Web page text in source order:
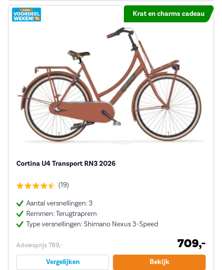
Krat en charms cadeau
Cortina U4 Transport RN3 2026
(19)
Aantal versnellingen: 3
Remmen: Terugtraprem
Type versnellingen: Shimano Nexus 3-Speed
Adviesprijs 789,- 709,-
Vergelijken Bekijk